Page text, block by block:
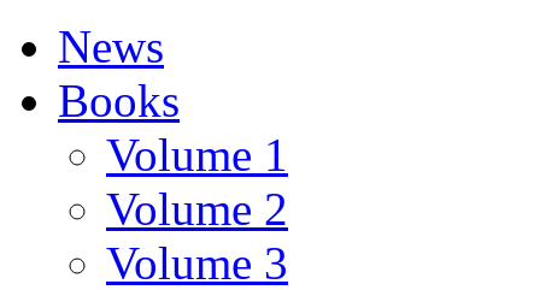
News
Books
Volume 1
Volume 2
Volume 3